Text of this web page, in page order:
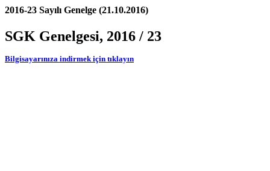
2016-23 Sayılı Genelge (21.10.2016)
SGK Genelgesi, 2016 / 23
Bilgisayarınıza indirmek için tıklayın